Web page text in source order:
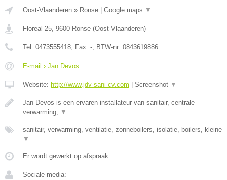
Oost-Vlaanderen » Ronse Google maps ▼
Floreal 25 9600 Ronse (Oost-Vlaanderen)
Tel: 0473555418 , Fax: - , BTW-nr: 0843619886
E-mail › Jan Devos
Website: http://www.jdv-sani-cv.com Screenshot ▼
Jan Devos is een ervaren installateur van sanitair, centrale
verwarming,
▼
sanitair, verwarming, ventilatie, zonneboilers, isolatie, boilers, kleine
▼
Er wordt gewerkt op afspraak.
Sociale media: